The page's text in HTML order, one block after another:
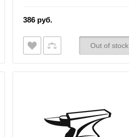
386 руб.
Out of stock